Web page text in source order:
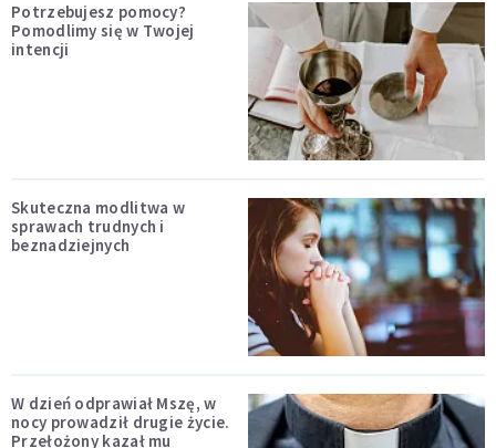
Potrzebujesz pomocy?
Pomodlimy się w Twojej
intencji
Skuteczna modlitwa w
sprawach trudnych i
beznadziejnych
W dzień odprawiał Mszę, w
nocy prowadził drugie życie.
Przełożony kazał mu